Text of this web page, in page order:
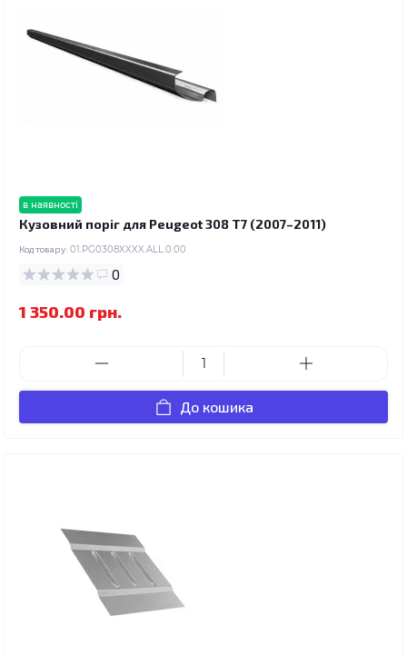
в наявності
Кузовний поріг для Peugeot 308 T7 (2007–2011)
Код товару: 01.PG0308XXXX.ALL.0.00
0
1 350.00 грн.
До кошика